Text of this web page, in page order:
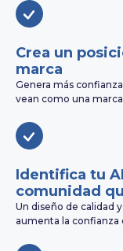
Crea un
marca
Genera más
vean como una
Identifica tu
comunidad
Un diseño de calidad
aumenta la confianza